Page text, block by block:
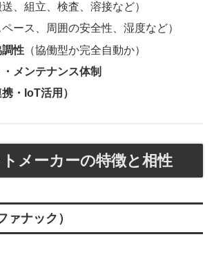
送、組立、検査、溶接など）
ース、周囲の安全性、湿度など）
性 （協働型か完全自動か）
メンテナンス体制
・IoT活用）
メーカーの特徴と相性
ナック）